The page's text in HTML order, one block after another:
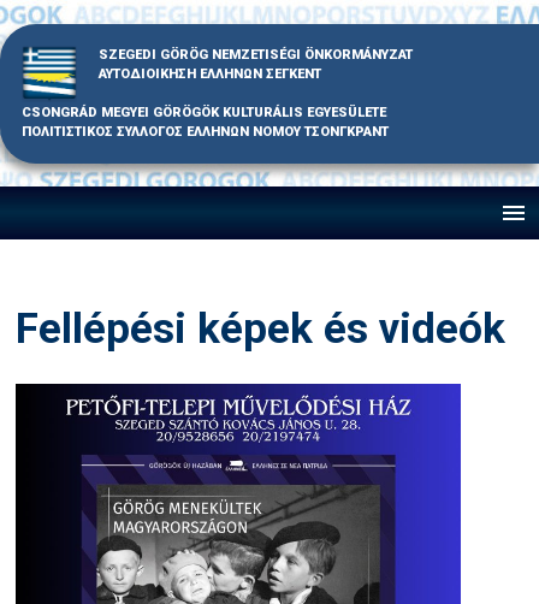
Skip
to
content
SZEGEDI GÖRÖG NEMZETISÉGI ÖNKORMÁNYZAT
ΑΥΤΟΔΙΟΙΚΗΣΗ ΕΛΛΗΝΩΝ ΣΕΓΚΕΝΤ
CSONGRÁD MEGYEI GÖRÖGÖK KULTURÁLIS EGYESÜLETE
ΠΟΛΙΤΙΣΤΙΚΟΣ ΣΥΛΛΟΓΟΣ ΕΛΛΗΝΩΝ ΝΟΜΟΥ ΤΣΟΝΓΚΡΑΝΤ
Fellépési képek és videók